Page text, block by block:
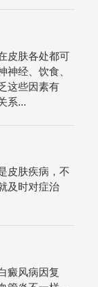
皮肤各处都可
神经、饮食、
这些因素有
系...
皮肤疾病，不
及时对症治
癜风病因复